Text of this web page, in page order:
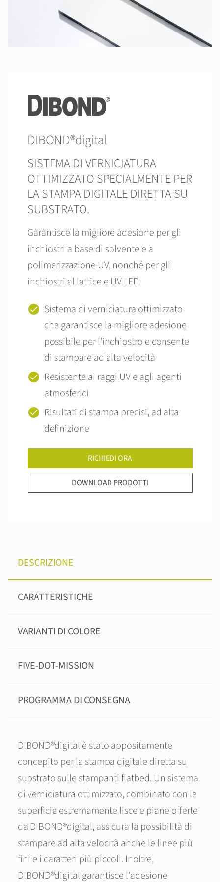
DIBOND®digital
SISTEMA DI VERNICIATURA
OTTIMIZZATO SPECIALMENTE PER
LA STAMPA DIGITALE DIRETTA SU
SUBSTRATO.
Garantisce la migliore adesione per gli
inchiostri a base di solvente e a
polimerizzazione UV, nonché per gli
inchiostri al lattice e UV LED.
Sistema di verniciatura ottimizzato
che garantisce la migliore adesione
possibile per l'inchiostro e consente
di stampare ad alta velocità
Resistente ai raggi UV e agli agenti
atmosferici
Risultati di stampa precisi, ad alta
definizione
RICHIEDI ORA
DOWNLOAD PRODOTTI
DESCRIZIONE
CARATTERISTICHE
VARIANTI DI COLORE
FIVE-DOT-MISSION
PROGRAMMA DI CONSEGNA
DIBOND®digital è stato appositamente
concepito per la stampa digitale diretta su
substrato sulle stampanti flatbed. Un sistema
di verniciatura ottimizzato, combinato con le
superficie estremamente lisce e piane offerte
da DIBOND®digital, assicura la possibilità di
stampare ad alta velocità anche le linee più
fini e i caratteri più piccoli. Inoltre,
DIBOND®digital garantisce l'adesione